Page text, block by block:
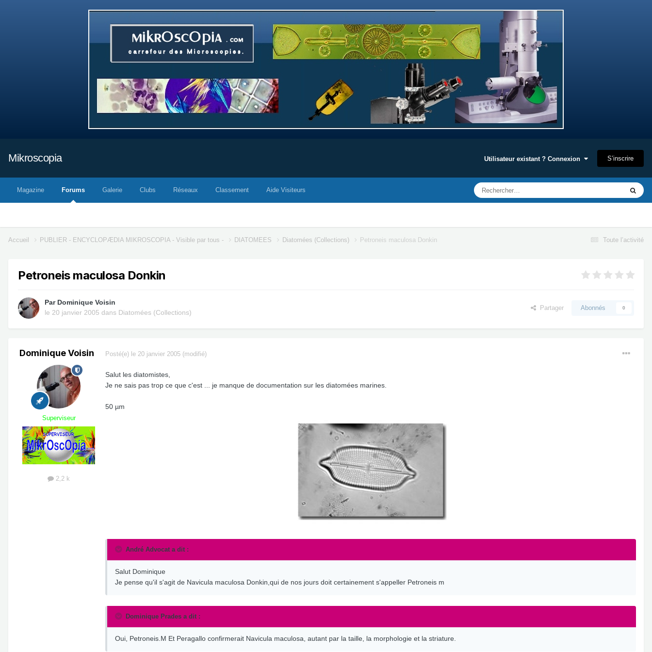
Mikroscopia Utilisateur existant ? Connexion S’inscrire
Magazine Forums Galerie Clubs Réseaux Classement Aide Visiteurs
Toute l’activité
Accueil PUBLIER - ENCYCLOPÆDIA MIKROSCOPIA - Visible par tous - DIATOMEES Diatomées (Collections) Petroneis maculosa Donkin
Petroneis maculosa Donkin
Par Dominique Voisin
le 20 janvier 2005 dans Diatomées (Collections)
Partager Abonnés 0
Dominique Voisin
Superviseur
2,2 k
Posté(e) le 20 janvier 2005 (modifié)
Salut les diatomistes,
Je ne sais pas trop ce que c'est ... je manque de documentation sur les diatomées marines.
50 µm
André Advocat a dit :
Salut Dominique
Je pense qu'il s'agit de Navicula maculosa Donkin,qui de nos jours doit certainement s'appeller Petroneis m
Dominique Prades a dit :
Oui, Petroneis.M Et Peragallo confirmerait Navicula maculosa, autant par la taille, la morphologie et la striature.